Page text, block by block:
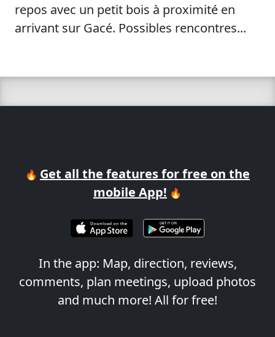
repos avec un petit bois à proximité en
arrivant sur Gacé. Possibles rencontres...
🔥 Get all the features for free on the
mobile App! 🔥
In the app: Map, direction, reviews,
comments, plan meetings, upload photos
and much more! All for free!